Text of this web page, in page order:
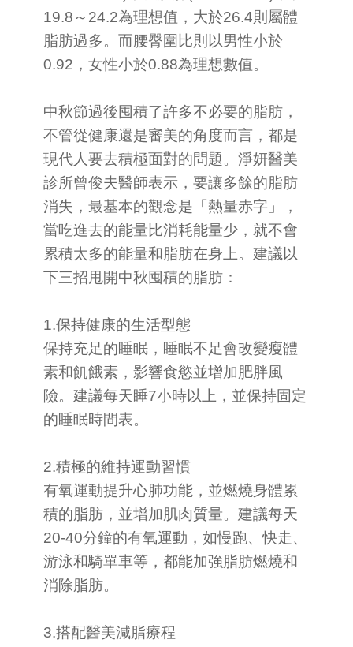
19.8～24.2為理想值，大於26.4則屬體
脂肪過多。而腰臀圍比則以男性小於
0.92，女性小於0.88為理想數值。
中秋節過後囤積了許多不必要的脂肪，
不管從健康還是審美的角度而言，都是
現代人要去積極面對的問題。淨妍醫美
診所曾俊夫醫師表示，要讓多餘的脂肪
消失，最基本的觀念是「熱量赤字」，
當吃進去的能量比消耗能量少，就不會
累積太多的能量和脂肪在身上。建議以
下三招甩開中秋囤積的脂肪：
1.保持健康的生活型態
保持充足的睡眠，睡眠不足會改變瘦體
素和飢餓素，影響食慾並增加肥胖風
險。建議每天睡7小時以上，並保持固定
的睡眠時間表。
2.積極的維持運動習慣
有氧運動提升心肺功能，並燃燒身體累
積的脂肪，並增加肌肉質量。建議每天
20-40分鐘的有氧運動，如慢跑、快走、
游泳和騎單車等，都能加強脂肪燃燒和
消除脂肪。
3.搭配醫美減脂療程